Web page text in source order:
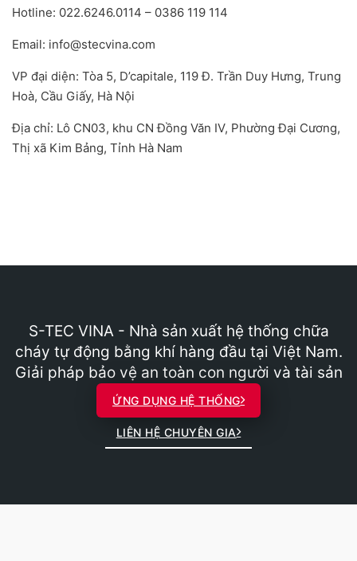
Hotline: 022.6246.0114 – 0386 119 114
Email: info@stecvina.com
VP đại diện: Tòa 5, D’capitale, 119 Đ. Trần Duy Hưng, Trung
Hoà, Cầu Giấy, Hà Nội
Địa chỉ: Lô CN03, khu CN Đồng Văn IV, Phường Đại Cương,
Thị xã Kim Bảng, Tỉnh Hà Nam
S-TEC VINA - Nhà sản xuất hệ thống chữa
cháy tự động bằng khí hàng đầu tại Việt Nam.
Giải pháp bảo vệ an toàn con người và tài sản
ỨNG DỤNG HỆ THỐNG
LIÊN HỆ CHUYÊN GIA